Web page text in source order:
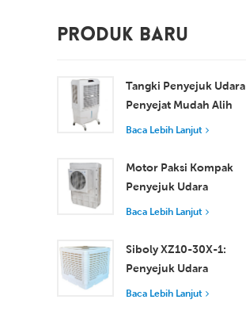
PRODUK BARU
Tangki Penyejuk Udara
Penyejat Mudah Alih
100L 8000 m³/j XZ13-
Baca Lebih Lanjut
Motor Paksi Kompak
Penyejuk Udara
Tingkap Penyejukan
hingga Sederhana
Baca Lebih Lanjut
Siboly XZ10-30X-1:
Penyejuk Udara
Pengewapan
Baca Lebih Lanjut